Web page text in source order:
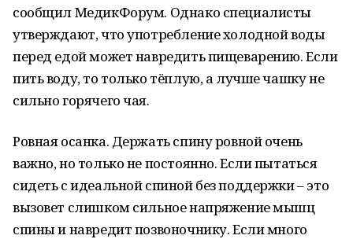
сообщил МедикФорум. Однако специалисты
утверждают, что употребление холодной воды
перед едой может навредить пищеварению. Если
пить воду, то только тёплую, а лучше чашку не
сильно горячего чая.
Ровная осанка. Держать спину ровной очень
важно, но только не постоянно. Если пытаться
сидеть с идеальной спиной без поддержки – это
вызовет слишком сильное напряжение мышц
спины и навредит позвоночнику. Если много